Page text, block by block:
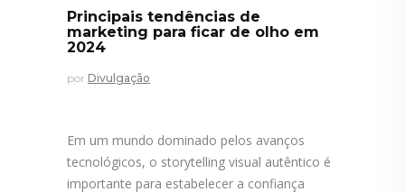
Principais tendências de
marketing para ficar de olho em
2024
por Divulgação
Em um mundo dominado pelos avanços
tecnológicos, o storytelling visual autêntico é
importante para estabelecer a confiança